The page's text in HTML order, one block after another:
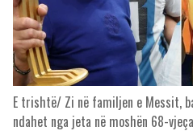
E trishtë/ Zi në familjen e Messit,
ndahet nga jeta në moshën 68-